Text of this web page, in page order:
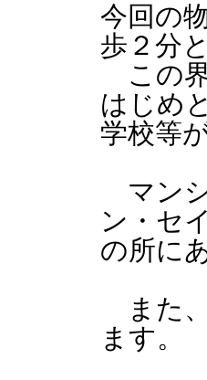
今回の
歩２分
この界
はじめ
学校等
マン
ン・セ
の所に
また
ます。